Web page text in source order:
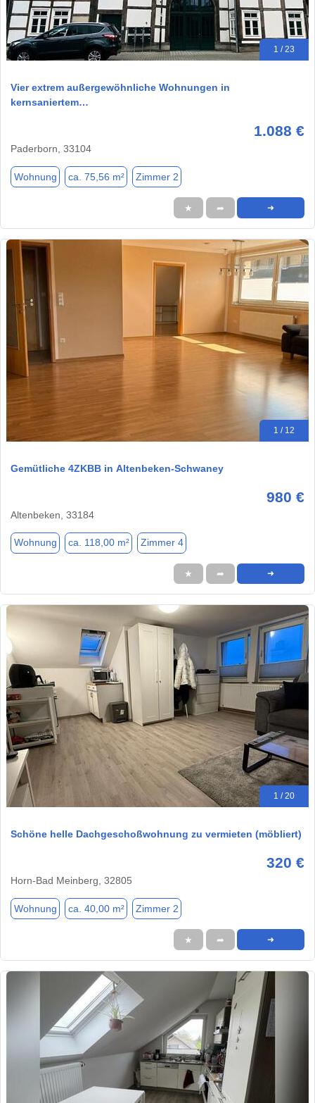
1 / 23
Vier extrem außergewöhnliche Wohnungen in
kernsaniertem…
1.088 €
Paderborn, 33104
Wohnung ca. 75,56 m² Zimmer 2
★ ➦ ➜
1 / 12
Gemütliche 4ZKBB in Altenbeken-Schwaney
980 €
Altenbeken, 33184
Wohnung ca. 118,00 m² Zimmer 4
★ ➦ ➜
1 / 20
Schöne helle Dachgeschoßwohnung zu vermieten (möbliert)
320 €
Horn-Bad Meinberg, 32805
Wohnung ca. 40,00 m² Zimmer 2
★ ➦ ➜